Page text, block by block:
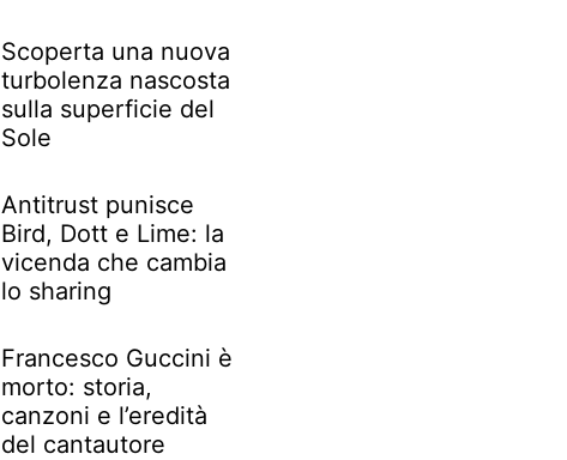
Scoperta una nuova
turbolenza nascosta
sulla superficie del
Sole
Antitrust punisce
Bird, Dott e Lime: la
vicenda che cambia
lo sharing
Francesco Guccini è
morto: storia,
canzoni e l’eredità
del cantautore